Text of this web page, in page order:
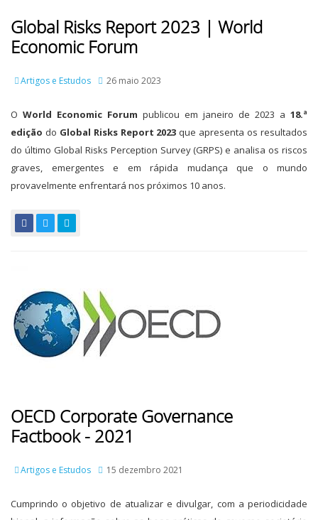
Global Risks Report 2023 | World
Economic Forum
Artigos e Estudos 26 maio 2023
O World Economic Forum publicou em janeiro de 2023 a 18.ª
edição do Global Risks Report 2023 que apresenta os resultados
do último Global Risks Perception Survey (GRPS) e analisa os riscos
graves, emergentes e em rápida mudança que o mundo
provavelmente enfrentará nos próximos 10 anos.
OECD Corporate Governance
Factbook - 2021
Artigos e Estudos 15 dezembro 2021
Cumprindo o objetivo de atualizar e divulgar, com a periodicidade